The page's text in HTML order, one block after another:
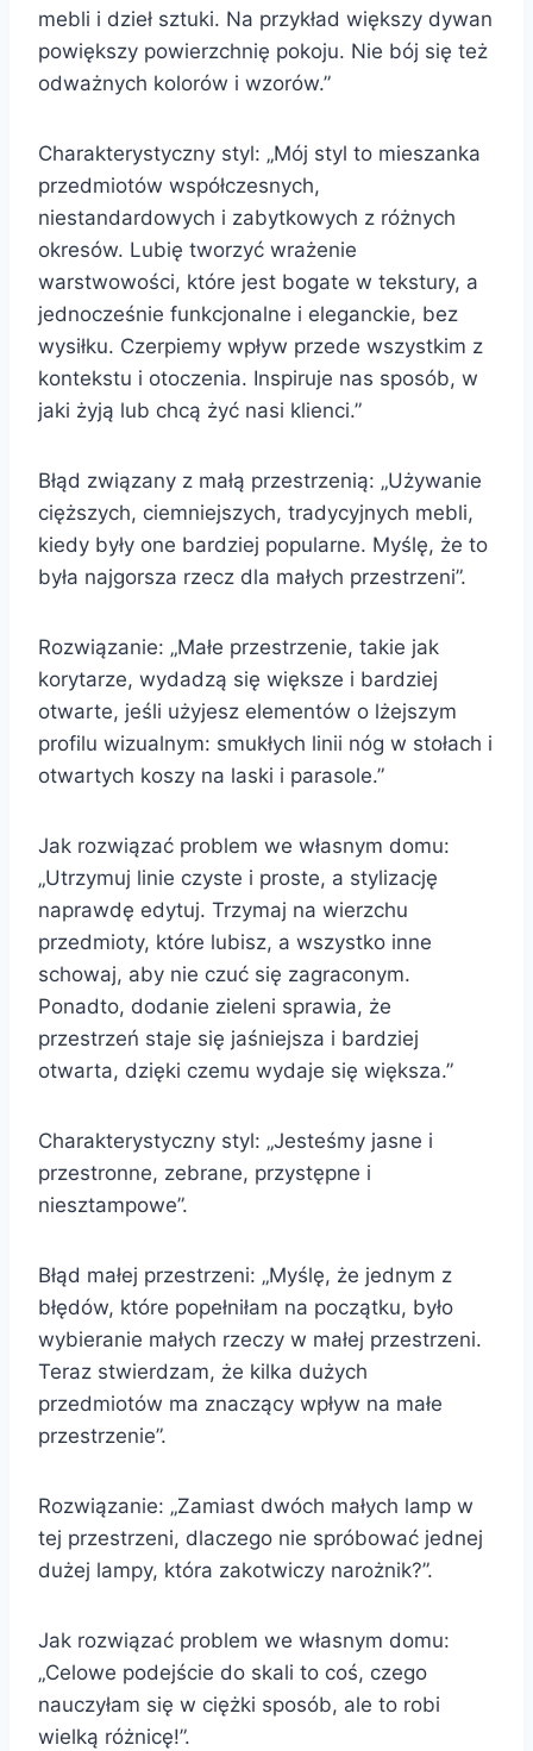
mebli i dzieł sztuki. Na przykład większy dywan
powiększy powierzchnię pokoju. Nie bój się też
odważnych kolorów i wzorów.”
Charakterystyczny styl: „Mój styl to mieszanka
przedmiotów współczesnych,
niestandardowych i zabytkowych z różnych
okresów. Lubię tworzyć wrażenie
warstwowości, które jest bogate w tekstury, a
jednocześnie funkcjonalne i eleganckie, bez
wysiłku. Czerpiemy wpływ przede wszystkim z
kontekstu i otoczenia. Inspiruje nas sposób, w
jaki żyją lub chcą żyć nasi klienci.”
Błąd związany z małą przestrzenią: „Używanie
cięższych, ciemniejszych, tradycyjnych mebli,
kiedy były one bardziej popularne. Myślę, że to
była najgorsza rzecz dla małych przestrzeni”.
Rozwiązanie: „Małe przestrzenie, takie jak
korytarze, wydadzą się większe i bardziej
otwarte, jeśli użyjesz elementów o lżejszym
profilu wizualnym: smukłych linii nóg w stołach i
otwartych koszy na laski i parasole.”
Jak rozwiązać problem we własnym domu:
„Utrzymuj linie czyste i proste, a stylizację
naprawdę edytuj. Trzymaj na wierzchu
przedmioty, które lubisz, a wszystko inne
schowaj, aby nie czuć się zagraconym.
Ponadto, dodanie zieleni sprawia, że
przestrzeń staje się jaśniejsza i bardziej
otwarta, dzięki czemu wydaje się większa.”
Charakterystyczny styl: „Jesteśmy jasne i
przestronne, zebrane, przystępne i
niesztampowe”.
Błąd małej przestrzeni: „Myślę, że jednym z
błędów, które popełniłam na początku, było
wybieranie małych rzeczy w małej przestrzeni.
Teraz stwierdzam, że kilka dużych
przedmiotów ma znaczący wpływ na małe
przestrzenie”.
Rozwiązanie: „Zamiast dwóch małych lamp w
tej przestrzeni, dlaczego nie spróbować jednej
dużej lampy, która zakotwiczy narożnik?”.
Jak rozwiązać problem we własnym domu:
„Celowe podejście do skali to coś, czego
nauczyłam się w ciężki sposób, ale to robi
wielką różnicę!”.